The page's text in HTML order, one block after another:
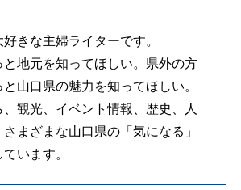
きな主婦ライターです。
と地元を知ってほしい。県外の方
山口県の魅力を知ってほしい。
観光、イベント情報、歴史、人
まざまな山口県の「気になる」
います。